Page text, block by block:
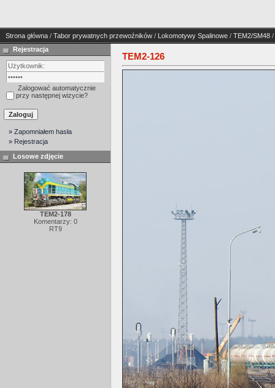
Strona główna / Tabor prywatnych przewoźników / Lokomotywy Spalinowe / TEM2/SM48 /
Rejestracja
Zalogować automatycznie
przy następnej wizycie?
» Zapomniałem hasła
» Rejestracja
Losowe zdjęcie
TEM2-178
Komentarzy: 0
RT9
TEM2-126